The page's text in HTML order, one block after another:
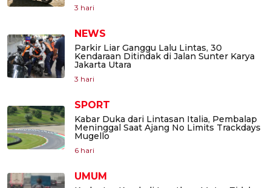
3 hari
NEWS
Parkir Liar Ganggu Lalu Lintas, 30
Kendaraan Ditindak di Jalan Sunter Karya
Jakarta Utara
3 hari
SPORT
Kabar Duka dari Lintasan Italia, Pembalap
Meninggal Saat Ajang No Limits Trackdays
Mugello
6 hari
UMUM